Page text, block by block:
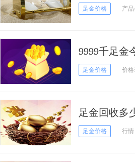
足金价格 产
9999千足金
足金价格 价格
足金回收多
足金价格 行情